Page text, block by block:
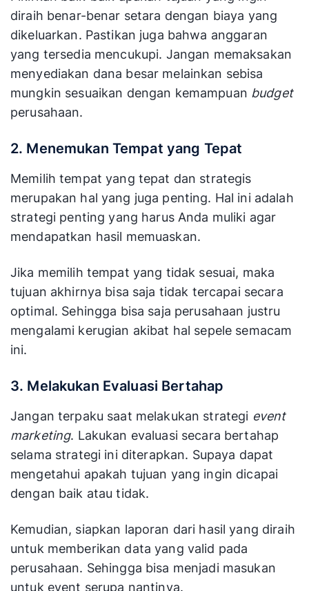
pertimbangan. Maka dari itu sebaiknya
menetapkan tujuan pasti dan perkiraan
anggarannya terlebih dahulu.
Pikirkan baik-baik apakah tujuan yang ingin
diraih benar-benar setara dengan biaya yang
dikeluarkan. Pastikan juga bahwa anggaran
yang tersedia mencukupi. Jangan memaksakan
mungkin sesuaikan dengan kemampuan
perusahaan.
2. Menemukan Tempat yang Tepat
Memilih tempat yang tepat dan strategis
merupakan hal yang juga penting. Hal ini adalah
strategi penting yang harus Anda muliki agar
mendapatkan hasil memuaskan.
tujuan akhirnya bisa saja tidak tercapai secara
mengalami kerugian akibat hal sepele semacam
ini.
3. Melakukan Evaluasi Bertahap
Jangan terpaku saat melakukan strategi
marketing
. Lakukan evaluasi secara bertahap
selama strategi ini diterapkan. Supaya dapat
mengetahui apakah tujuan yang ingin dicapai
dengan baik atau tidak.